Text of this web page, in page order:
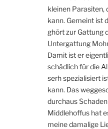
kleinen Parasiten,
kann. Gemeint ist
ghört zur Gattung
Untergattung
Damit ist er
schädlich für die
serh spezialisiert
kann. Das
durchaus
Middlehoffus hat
meine damalige